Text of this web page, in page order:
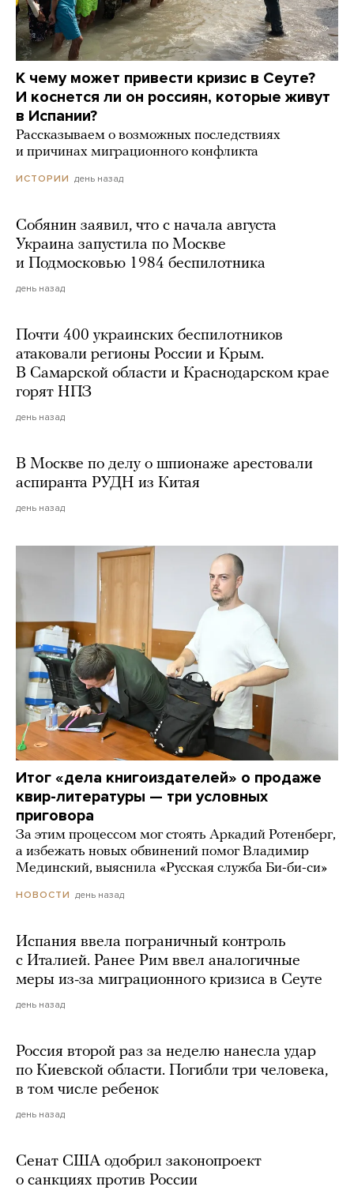
К чему может привести кризис в Сеуте?
И коснется ли он россиян, которые живут
в Испании?
Рассказываем о возможных последствиях
и причинах миграционного конфликта
ИСТОРИИ день назад
Собянин заявил, что с начала августа
Украина запустила по Москве
и Подмосковью 1984 беспилотника
день назад
Почти 400 украинских беспилотников
атаковали регионы России и Крым.
В Самарской области и Краснодарском крае
горят НПЗ
день назад
В Москве по делу о шпионаже арестовали
аспиранта РУДН из Китая
день назад
Итог «дела книгоиздателей» о продаже
квир-литературы — три условных
приговора
За этим процессом мог стоять Аркадий Ротенберг,
а избежать новых обвинений помог Владимир
Мединский, выяснила «Русская служба Би-би-си»
НОВОСТИ день назад
Испания ввела пограничный контроль
с Италией. Ранее Рим ввел аналогичные
меры из-за миграционного кризиса в Сеуте
день назад
Россия второй раз за неделю нанесла удар
по Киевской области. Погибли три человека,
в том числе ребенок
день назад
Сенат США одобрил законопроект
о санкциях против России